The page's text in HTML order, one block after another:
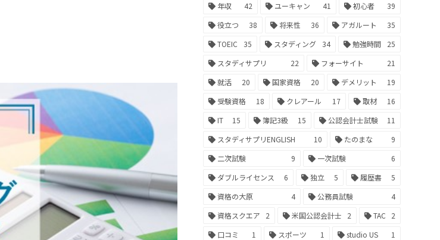
年収
42 ユーキャン 41 初心者
39
役立つ
38 将来性 36 アガルート
35
TOEIC
35 スタディング 34 勉強時間
25
スタディサプリ
22 フォーサイト
21
就活
20 国家資格 20 デメリット
19
受験資格
18 クレアール 17 取材
16
IT
15 簿記3級 15 公認会計士試験
11
スタディサプリENGLISH
10 たのまな
9
二次試験
9 一次試験
6
ダブルライセンス
6 独立 5 履歴書
5
資格の大原
4 公務員試験
4
資格スクエア
2 米国公認会計士 2 TAC
2
口コミ
1 スポーツ 1 studio US
1